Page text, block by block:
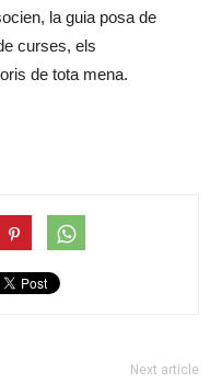
la guia posa de
curses, els
de tota mena.
Next article